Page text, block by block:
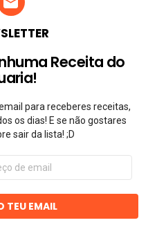
Receita do
para receberes receitas,
os dias! E se não gostares
sair da lista! ;D
TEU EMAIL